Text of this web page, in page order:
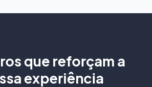
que reforçam a
experiência